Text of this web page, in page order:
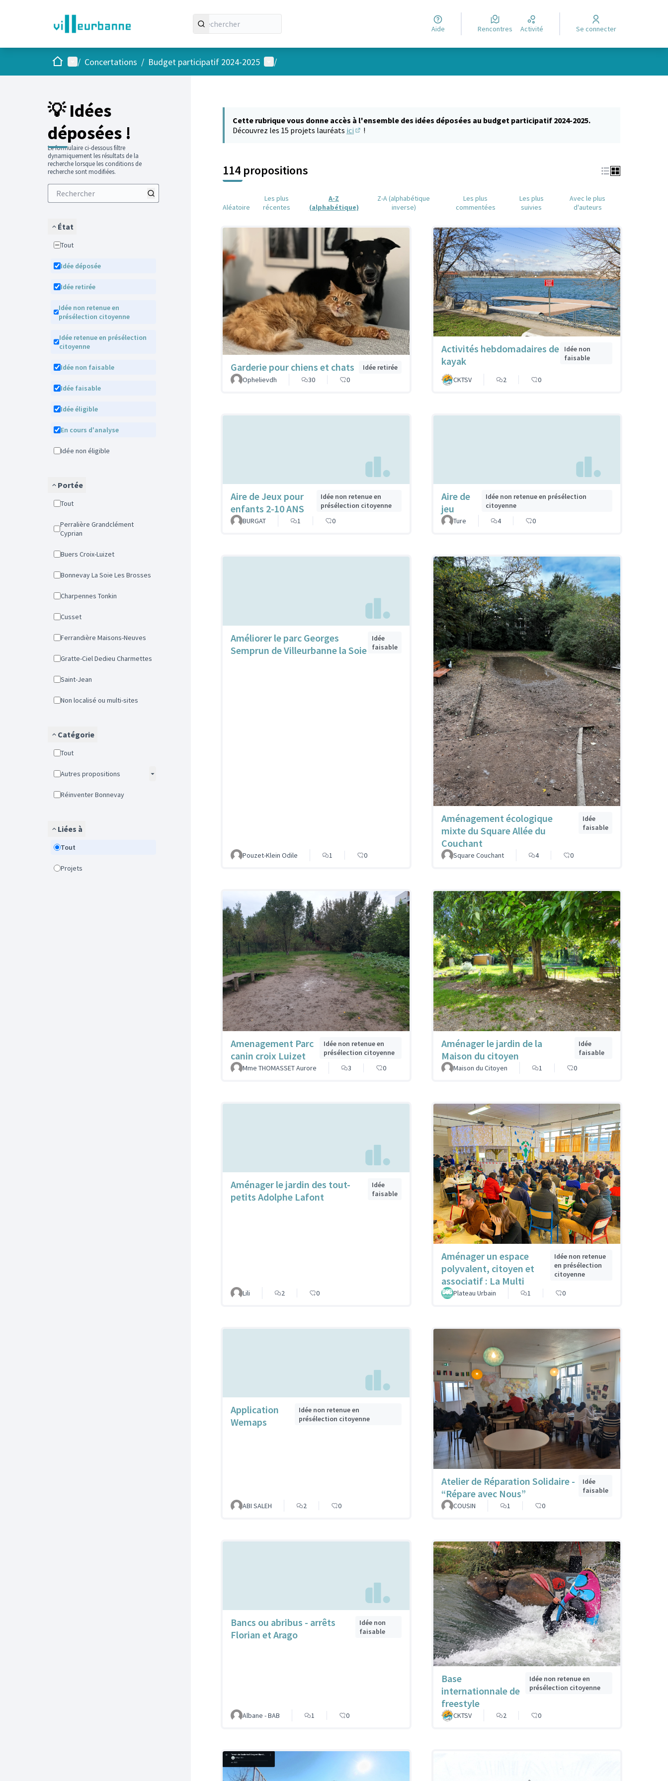
Aide Rencontres Activité Se connecter
AccueilMenu principal
/ Concertations / Budget participatif 2024-2025 Menu utilisateur
/
💡 Idées
déposées !
Le formulaire ci-dessous filtre
dynamiquement les résultats de la
recherche lorsque les conditions de
recherche sont modifiées.
État
Tout
Idée déposée
Idée retirée
Idée non retenue en
présélection citoyenne
Idée retenue en présélection
citoyenne
Idée non faisable
Idée faisable
Idée éligible
En cours d'analyse
Idée non éligible
Portée
Tout
Perralière Grandclément
Cyprian
Buers Croix-Luizet
Bonnevay La Soie Les Brosses
Charpennes Tonkin
Cusset
Ferrandière Maisons-Neuves
Gratte-Ciel Dedieu Charmettes
Saint-Jean
Non localisé ou multi-sites
Catégorie
Tout
Autres propositions
Réinventer Bonnevay
Liées à
Tout
Projets
Cette rubrique vous donne accès à l'ensemble des idées déposées au budget participatif 2024-2025.
Découvrez les 15 projets lauréats ici !
114 propositions
Aléatoire
Les plus
récentes
A-Z
(alphabétique)
Z-A (alphabétique
inverse)
Les plus
commentées
Les plus
suivies
Avec le plus
d'auteurs
Garderie pour chiens et chats
Idée retirée
Ophelievdh
30 0
Activités hebdomadaires de
kayak
Idée non
faisable
CKTSV 2 0
Aire de Jeux pour
enfants 2-10 ANS
Idée non retenue en
présélection citoyenne
BURGAT
1 0
Aire de
jeu
Idée non retenue en présélection
citoyenne
Ture
4 0
Améliorer le parc Georges
Semprun de Villeurbanne la Soie
Idée
faisable
Pouzet-Klein Odile 1 0
Aménagement écologique
mixte du Square Allée du
Couchant
Idée
faisable
Square Couchant 4 0
Amenagement Parc
canin croix Luizet
Idée non retenue en
présélection citoyenne
Mme THOMASSET Aurore
3 0
Aménager le jardin de la
Maison du citoyen
Idée
faisable
Maison du Citoyen
1 0
Aménager le jardin des tout-
petits Adolphe Lafont
Idée
faisable
Lili 2 0
Aménager un espace
polyvalent, citoyen et
associatif : La Multi
Idée non retenue
en présélection
citoyenne
Plateau Urbain 1 0
Application
Wemaps
Idée non retenue en
présélection citoyenne
ABI SALEH 2 0
Atelier de Réparation Solidaire -
“Répare avec Nous”
Idée
faisable
COUSIN
1 0
Bancs ou abribus - arrêts
Florian et Arago
Idée non
faisable
Albane - BAB 1 0
Base
internationnale de
freestyle
Idée non retenue en
présélection citoyenne
CKTSV 2 0